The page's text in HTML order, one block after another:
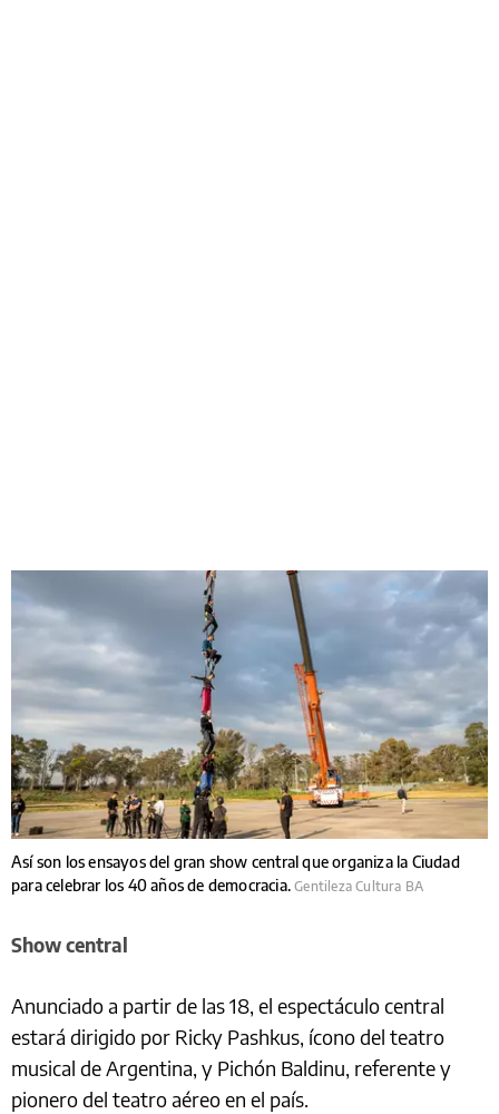
Así son los ensayos del gran show central que organiza la Ciudad
para celebrar los 40 años de democracia.Gentileza Cultura BA
Show central
Anunciado a partir de las 18, el espectáculo central
estará dirigido por Ricky Pashkus, ícono del teatro
musical de Argentina, y Pichón Baldinu, referente y
pionero del teatro aéreo en el país.